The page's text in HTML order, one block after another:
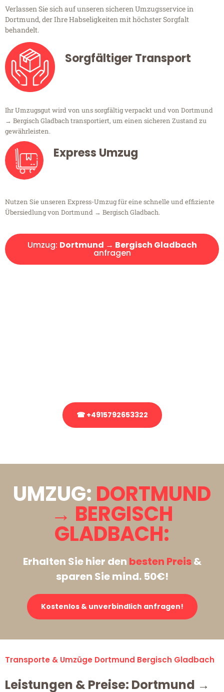
Verlassen Sie sich auf unseren sicheren Umzugsservice in
Dortmund, der Ihre Habseligkeiten mit höchster Sorgfalt
behandelt.
Sorgfältiger Transport
Ihr Umzugsgut wird von uns sorgfältig verpackt und von Dortmund
→ Bergisch Gladbach transportiert, um einen sicheren Zustand zu
gewährleisten.
Express Umzug
Nutzen Sie unseren Express-Umzug für eine schnelle und effiziente
Übersiedlung von Dortmund → Bergisch Gladbach.
Umzug: Dortmund → Bergisch Gladbach
anfragen
☎ +4915792653322
UMZUG: DORTMUND
→ BERGISCH
GLADBACH:
Erhalten Sie hier den besten Preis&
sparen Sie mind. 50€!
Kostenlos & unverbindlich anfragen!
Transporte & Umzüge Dortmund Bergisch Gladbach
Leistungen & Preise: Dortmund →